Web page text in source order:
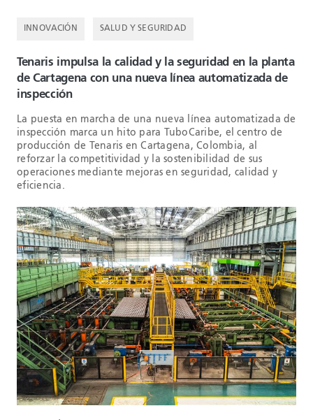
INNOVACIÓN SALUD Y SEGURIDAD
Tenaris impulsa la calidad y la seguridad en la planta
de Cartagena con una nueva línea automatizada de
inspección
La puesta en marcha de una nueva línea automatizada de
inspección marca un hito para TuboCaribe, el centro de
producción de Tenaris en Cartagena, Colombia, al
reforzar la competitividad y la sostenibilidad de sus
operaciones mediante mejoras en seguridad, calidad y
eficiencia.